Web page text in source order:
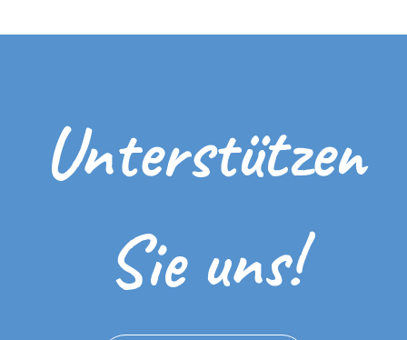
Unterstützen
Sie uns!